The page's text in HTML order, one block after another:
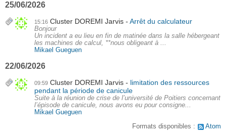
25/06/2026
15:16 Cluster DOREMI Jarvis Arrêt du calculateur
Bonjour
Un incident a eu lieu en fin de matinée dans la salle hébergeant
les machines de calcul, **nous obligeant à ...
Mikael Gueguen
22/06/2026
09:59 Cluster DOREMI Jarvis
limitation des ressources
pendant la période de canicule
Suite à la réunion de crise de l’université de Poitiers concernant
l’épisode de canicule, nous avons eu pour consigne...
Mikael Gueguen
Formats disponibles :
Atom